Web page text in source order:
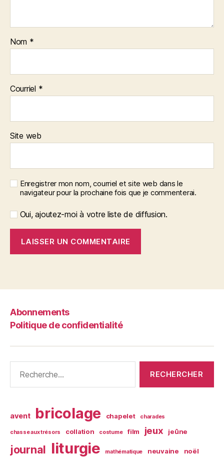
Nom *
Courriel *
Site web
Enregistrer mon nom, courriel et site web dans le
navigateur pour la prochaine fois que je commenterai.
Oui, ajoutez-moi à votre liste de diffusion.
Abonnements
Politique de confidentialité
avent bricolage chapelet charades
chasse aux trésors collation costume film jeux jeûne
journal liturgie mathématique neuvaine noël